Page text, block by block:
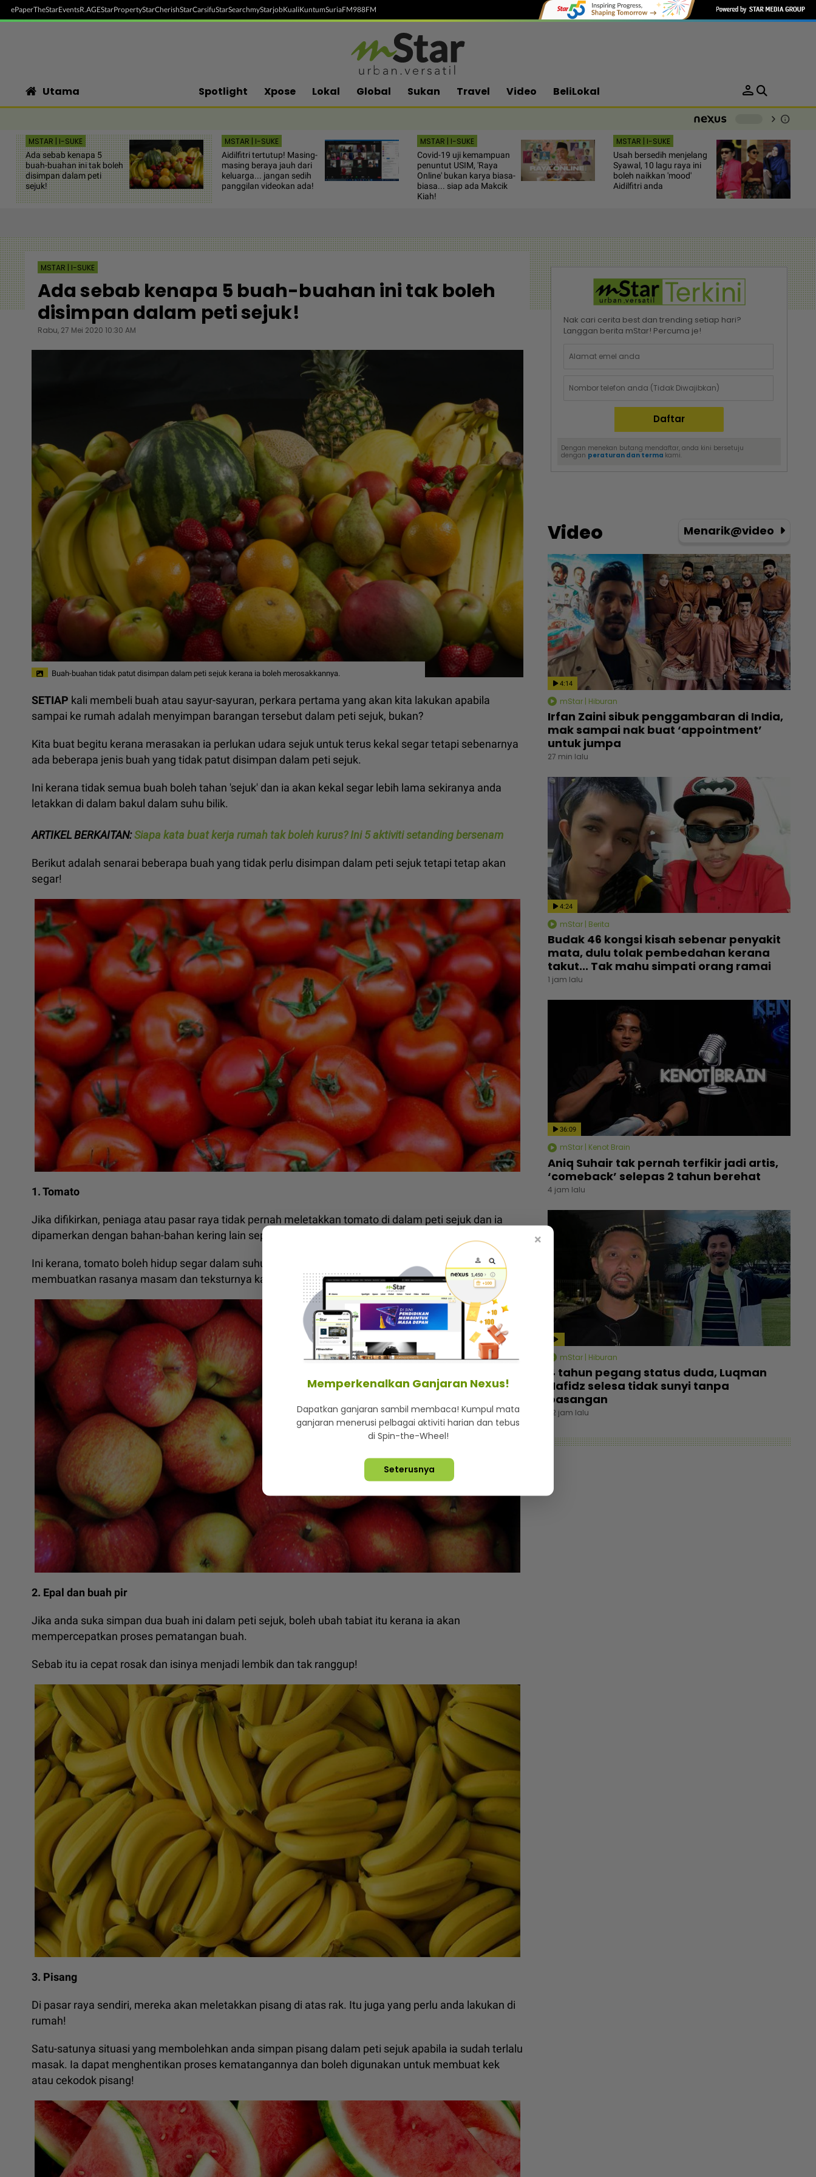
ePaperTheStarEventsR.AGEStarPropertyStarCherishStarCarsifuStarSearchmyStarjobKualiKuntumSuriaFM988FM
Utama Spotlight Xpose Lokal Global Sukan Travel Video BeliLokal person
chevron_right info
MSTAR | I-SUKE
Ada sebab kenapa 5
buah-buahan ini tak boleh
disimpan dalam peti
sejuk!
MSTAR | I-SUKE
Aidilfitri tertutup! Masing-
masing beraya jauh dari
keluarga... jangan sedih
panggilan videokan ada!
MSTAR | I-SUKE
Covid-19 uji kemampuan
penuntut USIM, 'Raya
Online' bukan karya biasa-
biasa... siap ada Makcik
Kiah!
MSTAR | I-SUKE
Usah bersedih menjelang
Syawal, 10 lagu raya ini
boleh naikkan 'mood'
Aidilfitri anda
MSTAR | I-SUKE
Ada sebab kenapa 5 buah-buahan ini tak boleh
disimpan dalam peti sejuk!
Rabu, 27 Mei 2020 10:30 AM
Buah-buahan tidak patut disimpan dalam peti sejuk kerana ia boleh merosakkannya.
SETIAP kali membeli buah atau sayur-sayuran, perkara pertama yang akan kita lakukan apabila
sampai ke rumah adalah menyimpan barangan tersebut dalam peti sejuk, bukan?
Kita buat begitu kerana merasakan ia perlukan udara sejuk untuk terus kekal segar tetapi sebenarnya
ada beberapa jenis buah yang tidak patut disimpan dalam peti sejuk.
Ini kerana tidak semua buah boleh tahan 'sejuk' dan ia akan kekal segar lebih lama sekiranya anda
letakkan di dalam bakul dalam suhu bilik.
ARTIKEL BERKAITAN:Siapa kata buat kerja rumah tak boleh kurus? Ini 5 aktiviti setanding bersenam
Berikut adalah senarai beberapa buah yang tidak perlu disimpan dalam peti sejuk tetapi tetap akan
segar!
1. Tomato
Jika difikirkan, peniaga atau pasar raya tidak pernah meletakkan tomato di dalam peti sejuk dan ia
dipamerkan dengan bahan-bahan kering lain seperti bawang, ubi kentang dan sebagainya.
Ini kerana, tomato boleh hidup segar dalam suhu biasa dan jika disimpan dalam peti sejuk ia boleh
membuatkan rasanya masam dan teksturnya kasar.
2. Epal dan buah pir
Jika anda suka simpan dua buah ini dalam peti sejuk, boleh ubah tabiat itu kerana ia akan
mempercepatkan proses pematangan buah.
Sebab itu ia cepat rosak dan isinya menjadi lembik dan tak ranggup!
3. Pisang
Di pasar raya sendiri, mereka akan meletakkan pisang di atas rak. Itu juga yang perlu anda lakukan di
rumah!
Satu-satunya situasi yang membolehkan anda simpan pisang dalam peti sejuk apabila ia sudah terlalu
masak. Ia dapat menghentikan proses kematangannya dan boleh digunakan untuk membuat kek
atau cekodok pisang!
Nak cari cerita best dan trending setiap hari?
Langgan berita mStar! Percuma je!
Dengan menekan butang mendaftar, anda kini bersetuju
dengan peraturan dan terma kami.
Video Menarik@video
4:14
mStar | Hiburan
Irfan Zaini sibuk penggambaran di India,
mak sampai nak buat ‘appointment’
untuk jumpa
27 min lalu
4:24
mStar | Berita
Budak 46 kongsi kisah sebenar penyakit
mata, dulu tolak pembedahan kerana
takut... Tak mahu simpati orang ramai
1 jam lalu
36:09
mStar | Kenot Brain
Aniq Suhair tak pernah terfikir jadi artis,
‘comeback’ selepas 2 tahun berehat
4 jam lalu
mStar | Hiburan
4 tahun pegang status duda, Luqman
Hafidz selesa tidak sunyi tanpa
pasangan
22 jam lalu
×
Memperkenalkan Ganjaran Nexus!
Dapatkan ganjaran sambil membaca! Kumpul mata
ganjaran menerusi pelbagai aktiviti harian dan tebus
di Spin-the-Wheel!
Seterusnya